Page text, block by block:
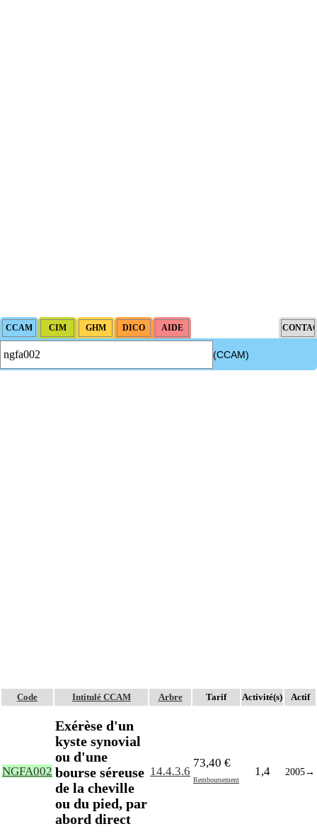
(CCAM)
Code Intitulé CCAM Arbre Tarif Activité(s) Actif
NGFA002
Exérèse d'un
kyste synovial
ou d'une
bourse séreuse
de la cheville
ou du pied, par
abord direct
14.4.3.6
73,40 €
Remboursement
1,4 2005→